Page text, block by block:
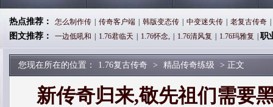
热点推荐： 怎么制作传 传奇客户端 韩版变态传 中变迷失传 老复古传奇
图文推荐： 一边低吼和 1.76君临天 1.76怀念, 1.76清风复 1.76玛雅复 职
您现在所在的位置： 1.76复古传奇 > 精品传奇练级 > 正文
新传奇归来,敬先祖们需要